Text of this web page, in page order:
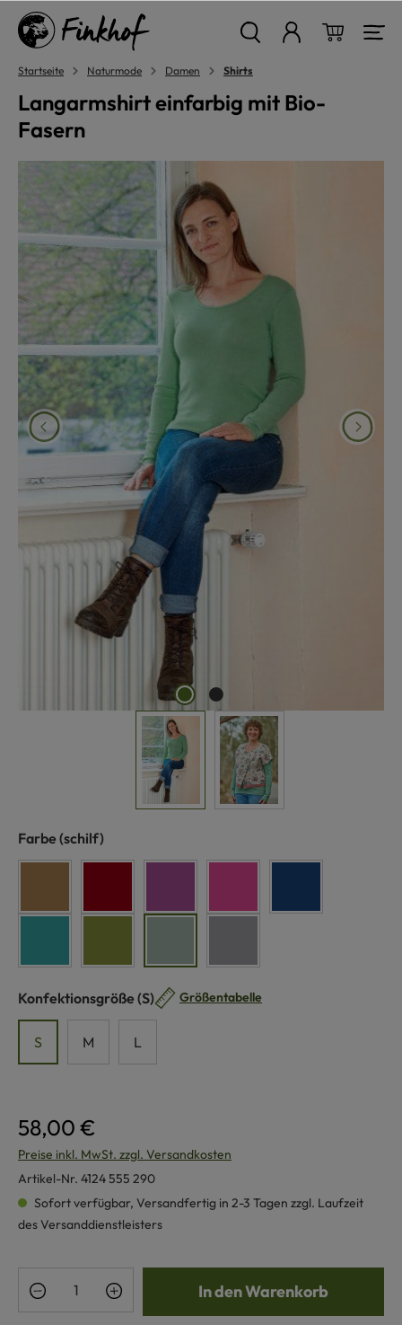
springen
Startseite Naturmode Damen Shirts
Langarmshirt einfarbig mit Bio-
Fasern
Bildergalerie überspringen
Farbe auswählen
(schilf)
Konfektionsgröße auswählen
(S) Größentabelle
S M L
58,00 €
Preise inkl. MwSt. zzgl. Versandkosten
Artikel-Nr. 4124 555 290
Sofort verfügbar, Versandfertig in 2-3 Tagen zzgl. Laufzeit
des Versanddienstleisters
Produkt Anzahl: Gib den gewünschten
In den Warenkorb